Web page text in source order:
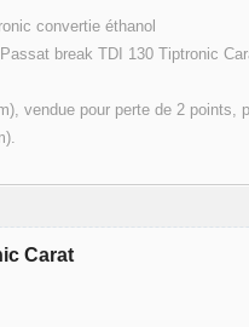
convertie éthanol
break TDI 130 Tiptronic
vendue pour perte de 2
Carat